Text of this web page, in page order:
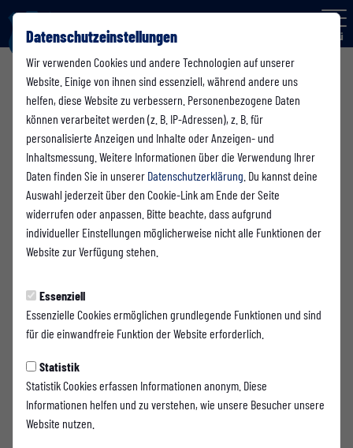
Datenschutzeinstellungen
Wir verwenden Cookies und andere Technologien auf unserer
Website. Einige von ihnen sind essenziell, während andere uns
helfen, diese Website zu verbessern. Personenbezogene Daten
können verarbeitet werden (z. B. IP-Adressen), z. B. für
personalisierte Anzeigen und Inhalte oder Anzeigen- und
Inhaltsmessung. Weitere Informationen über die Verwendung Ihrer
Daten finden Sie in unserer Datenschutzerklärung . Du kannst deine
Auswahl jederzeit über den Cookie-Link am Ende der Seite
widerrufen oder anpassen. Bitte beachte, dass aufgrund
individueller Einstellungen möglicherweise nicht alle Funktionen der
Website zur Verfügung stehen.
Essenziell
Essenzielle Cookies ermöglichen grundlegende Funktionen und sind
für die einwandfreie Funktion der Website erforderlich.
Statistik
Statistik Cookies erfassen Informationen anonym. Diese
Informationen helfen und zu verstehen, wie unsere Besucher unsere
Website nutzen.
Menü
AI Junioren (U19)
A I Junioren
Trainer
Patrick Weiß